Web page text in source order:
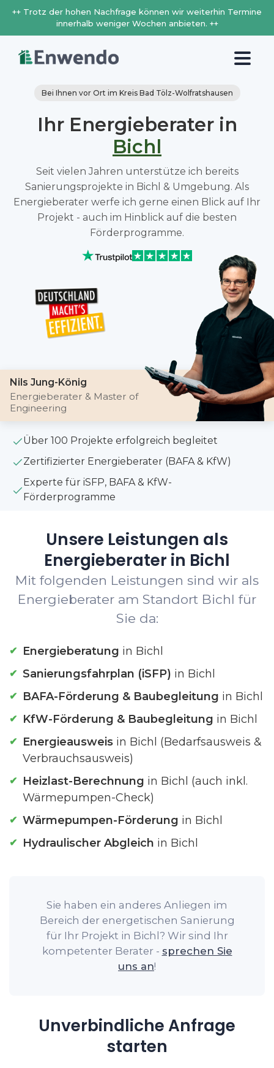
++ Trotz der hohen Nachfrage können wir weiterhin Termine
innerhalb weniger Wochen anbieten. ++
Bei Ihnen vor Ort im Kreis Bad Tölz-Wolfratshausen
Ihr Energieberater in
Bichl
Seit vielen Jahren unterstütze ich bereits
Sanierungsprojekte in Bichl & Umgebung. Als
Energieberater werfe ich gerne einen Blick auf Ihr
Projekt - auch im Hinblick auf die besten
Förderprogramme.
Nils Jung-König
Energieberater & Master of
Engineering
Über 100 Projekte erfolgreich begleitet
Zertifizierter Energieberater (BAFA & KfW)
Experte für iSFP, BAFA & KfW-
Förderprogramme
Unsere Leistungen als
Energieberater in Bichl
Mit folgenden Leistungen sind wir als
Energieberater am Standort Bichl für
Sie da:
Energieberatung in Bichl
Sanierungsfahrplan (iSFP) in Bichl
BAFA-Förderung & Baubegleitung in Bichl
KfW-Förderung & Baubegleitung in Bichl
Energieausweis in Bichl (Bedarfsausweis &
Verbrauchsausweis)
Heizlast-Berechnung in Bichl (auch inkl.
Wärmepumpen-Check)
Wärmepumpen-Förderung in Bichl
Hydraulischer Abgleich in Bichl
Sie haben ein anderes Anliegen im
Bereich der energetischen Sanierung
für Ihr Projekt in Bichl? Wir sind Ihr
kompetenter Berater - sprechen Sie
uns an!
Unverbindliche Anfrage
starten